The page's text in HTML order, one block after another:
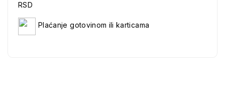
RSD
Plaćanje gotovinom ili karticama